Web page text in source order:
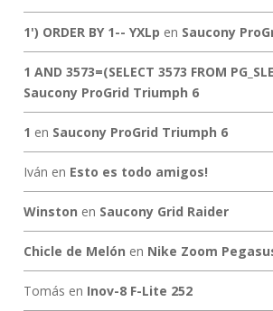
1') ORDER BY 1-- YXLp en Saucony
1 AND 3573=(SELECT 3573 FROM
Saucony ProGrid Triumph 6
1 en Saucony ProGrid Triumph 6
Iván en Esto es todo amigos!
Winston en Saucony Grid Raider
Chicle de Melón en Nike Zoom
Tomás en Inov-8 F-Lite 252